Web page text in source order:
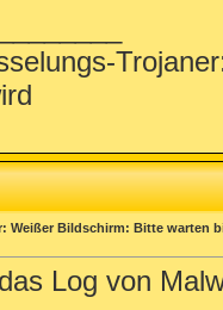
Weißer Bildschirm: Bitte warten
Log von